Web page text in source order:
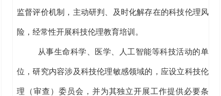
监督评价机制， 主动研判、及时化解存在的科技伦理风
险 ，经常性开展科技伦理教育培训 。
从事生命科学、医学、人工智能等科技活动的单
位，研究内容涉及科技伦理敏感领域的，应设立科技伦
理（审查）委员会，并为其独立开展工作提供必要条